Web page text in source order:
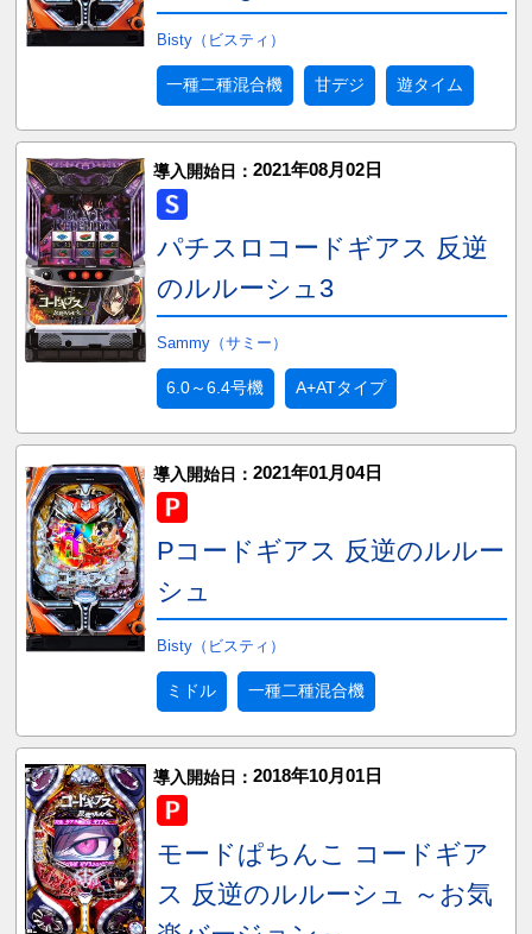
Bisty（ビスティ）
一種二種混合機 甘デジ 遊タイム
導入開始日： 2021年08月02日
パチスロコードギアス 反逆
のルルーシュ3
Sammy（サミー）
6.0～6.4号機 A+ATタイプ
導入開始日： 2021年01月04日
Pコードギアス 反逆のルルー
シュ
Bisty（ビスティ）
ミドル 一種二種混合機
導入開始日： 2018年10月01日
モードぱちんこ コードギア
ス 反逆のルルーシュ ～お気